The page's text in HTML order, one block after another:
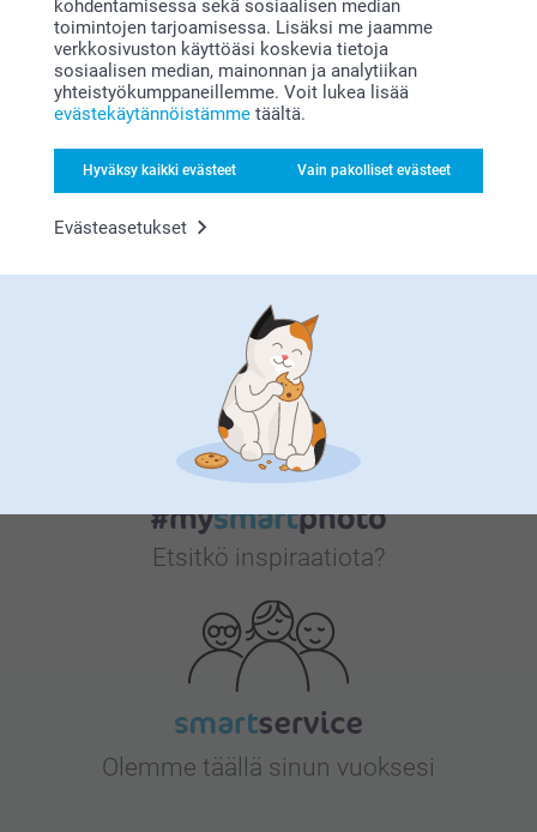
kohdentamisessa sekä sosiaalisen median
toimintojen tarjoamisessa. Lisäksi me jaamme
verkkosivuston käyttöäsi koskevia tietoja
sosiaalisen median, mainonnan ja analytiikan
yhteistyökumppaneillemme. Voit lukea lisää
evästekäytännöistämme täältä.
Hyväksy kaikki evästeet Vain pakolliset evästeet
Evästeasetukset
Bonusta kaikista tilauksista
Etsitkö inspiraatiota?
Olemme täällä sinun vuoksesi